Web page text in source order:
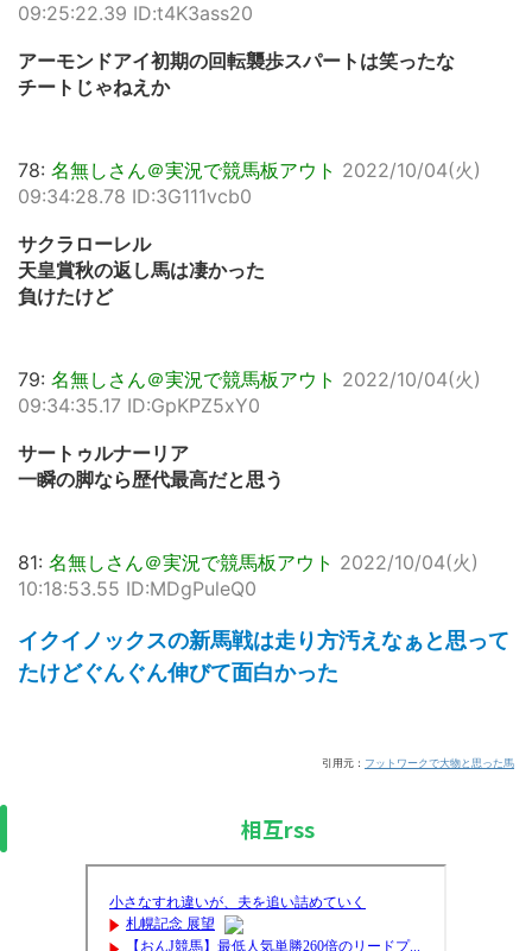
09:25:22.39 ID:t4K3ass20
アーモンドアイ初期の回転襲歩スパートは笑ったな
チートじゃねえか
78: 名無しさん＠実況で競馬板アウト 2022/10/04(火)
09:34:28.78 ID:3G111vcb0
サクラローレル
天皇賞秋の返し馬は凄かった
負けたけど
79: 名無しさん＠実況で競馬板アウト 2022/10/04(火)
09:34:35.17 ID:GpKPZ5xY0
サートゥルナーリア
一瞬の脚なら歴代最高だと思う
81: 名無しさん＠実況で競馬板アウト 2022/10/04(火)
10:18:53.55 ID:MDgPuleQ0
イクイノックスの新馬戦は走り方汚えなぁと思って
たけどぐんぐん伸びて面白かった
引用元： フットワークで大物と思った馬
相互rss